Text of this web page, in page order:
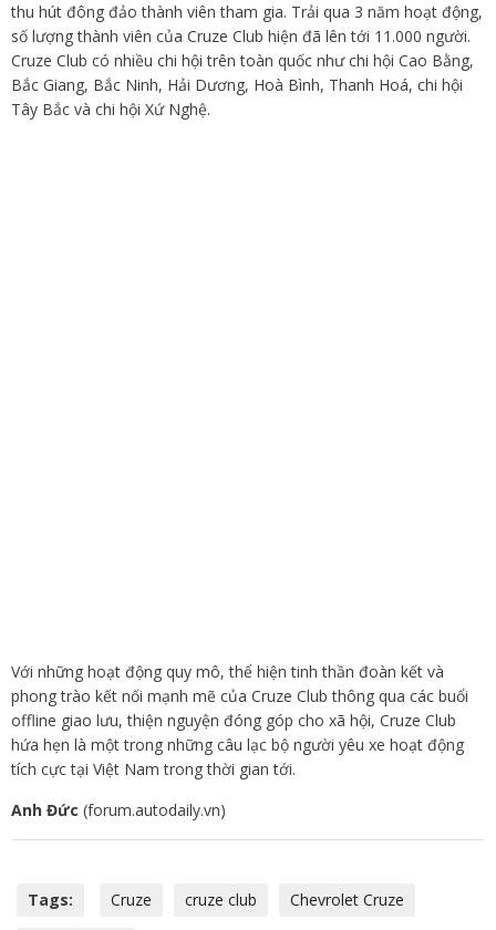
thu hút đông đảo thành viên tham gia. Trải qua 3 năm hoạt động,
số lượng thành viên của Cruze Club hiện đã lên tới 11.000 người.
Cruze Club có nhiều chi hội trên toàn quốc như chi hội Cao Bằng,
Bắc Giang, Bắc Ninh, Hải Dương, Hoà Bình, Thanh Hoá, chi hội
Tây Bắc và chi hội Xứ Nghệ.
Với những hoạt động quy mô, thể hiện tinh thần đoàn kết và
phong trào kết nối mạnh mẽ của Cruze Club thông qua các buổi
offline giao lưu, thiện nguyện đóng góp cho xã hội, Cruze Club
hứa hẹn là một trong những câu lạc bộ người yêu xe hoạt động
tích cực tại Việt Nam trong thời gian tới.
Anh Đức (forum.autodaily.vn)
Tags: Cruze cruze club Chevrolet Cruze